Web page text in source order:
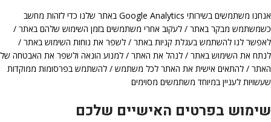
אנחנו משתמשים בשירותי Google Analytics באתר שלנו כדי לזהות מחשב
כשמשתמש מבקר באתר / לעקוב אחרי משתמשים בזמן השימוש שלהם באתר /
לאפשר לנו להשתמש בעגלת קניות באתר / לשפר את נוחות השימוש באתר /
לנתח את השימוש באתר / לנהל את האתר / למנוע הונאה ולשפר את האבטחה של
האתר / להתאים אישית את האתר לכל משתמש / להשתמש בפרסומות ממוקדות
שעשויות לעניין במיוחד משתמשים מסוימים
שימוש בפרטים האישיים שלכם